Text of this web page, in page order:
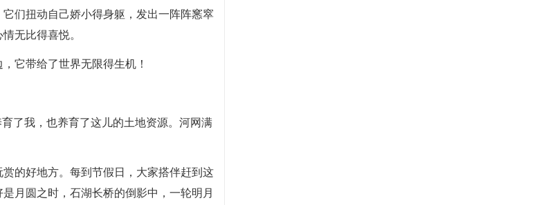
们扭动自己娇小得身躯，发出一阵阵窸窣
无比得喜悦。
它带给了世界无限得生机！
了我，也养育了这儿的土地资源。河网满
的好地方。每到节假日，大家搭伴赶到这
月圆之时，石湖长桥的倒影中，一轮明月